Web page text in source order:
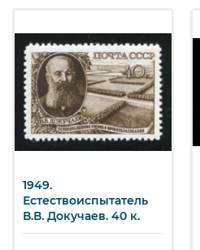
Пионерский
салют. 45 к.
Арт. ssr1229_3.
1949.
Естествоиспытатель
В.В. Докучаев. 40 к.